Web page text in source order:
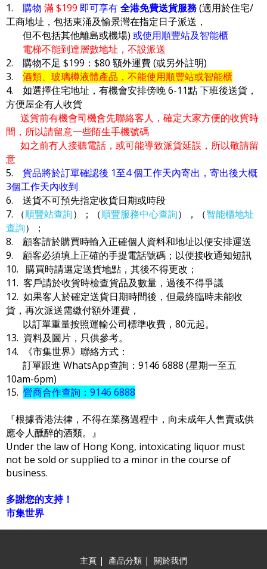
1. 購物 滿 $199 即可享有全港免費送貨服務(適用於住宅/
工商地址，包括東涌及愉景灣在指定日子派送，
但不包括其他離島或機場) 或使用順豐站及智能櫃
電梯不能到達層數地址，不設派送
2. 購物不足 $199：$80 額外運費 (或另外註明)
3. 酒類、玻璃樽液體產品，不能使用順豐站或智能櫃
4. 如選擇住宅地址，有機會安排傍晚 6-11點 下班後送貨，
方便屋企有人收貨
送貨前有機會司機會先聯絡客人，確定大家方便的收貨時
間，所以請留意一些陌生手機號碼
如之前冇人接聽電話，或可能導致派貨延誤，所以敬請留
意
5. 貨品將於訂單確認後 1至4 個工作天內寄出，寄出後大概
3個工作天內收到
6. 送貨不可預先指定收貨日期或時段
7. （順豐站查詢）；（順豐服務中心查詢），（智能櫃地址
查詢）；
8. 顧客請於購買時輸入正確個人資料和地址以便安排運送
9. 顧客必須填上正確的手提電話號碼；以便接收通知短訊
10. 購買時請選定送貨地點，其後不得更改；
11. 客戶請於收貨時檢查貨品及數量，過後不得爭議
12. 如果客人於確定送貨日期時間後，但最終臨時未能收
貨，再次派送需繳付額外運費，
以訂單重量按照運輸公司標準收費，80元起。
13. 資料及圖片，只供參考。
14. 《市集世界》聯絡方式：
訂單跟進 WhatsApp查詢：9146 6888 (星期一至五
10am-6pm)
15. 營商合作查詢：9146 6888
『根據香港法律，不得在業務過程中，向未成年人售賣或供
應令人醺醉的酒類。』
Under the law of Hong Kong, intoxicating liquor must
not be sold or supplied to a minor in the course of
business.
多謝您的支持！
市集世界
主頁 | 產品分類 | 關於我們